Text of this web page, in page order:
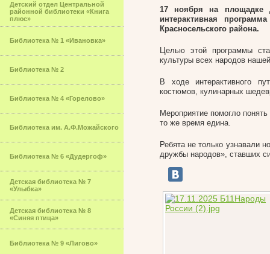
Детский отдел Центральной
районной библиотеки «Книга
плюс»
Библиотека № 1 «Ивановка»
Библиотека № 2
Библиотека № 4 «Горелово»
Библиотека им. А.Ф.Можайского
Библиотека № 6 «Дудергоф»
Детская библиотека № 7
«Улыбка»
Детская библиотека № 8
«Синяя птица»
Библиотека № 9 «Лигово»
17 ноября на площадке
интерактивная
Красносельского района.
Целью этой программы
культуры всех народов
В ходе интерактивного
костюмов, кулинарных
Мероприятие помогло
то же время едина.
Ребята не только узнавали
дружбы народов», ставших